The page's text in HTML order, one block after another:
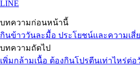
LINE
บทความก่อนหน้านี้
กินข้าววันละมื้อ ประโยชน์และความเสี่
บทความถัดไป
เพิ่มกล้ามเนื้อ ต้องกินโปรตีนเท่าไหร่ต่อ